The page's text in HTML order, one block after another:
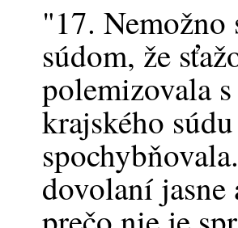
"17. Nemožno
súdom, že
polemizovala
krajského
dovolaní jasne